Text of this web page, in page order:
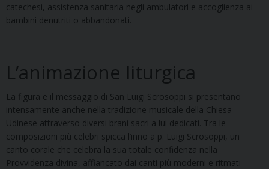
catechesi, assistenza sanitaria negli ambulatori e accoglienza ai
bambini denutriti o abbandonati.
L’animazione liturgica
La figura e il messaggio di San Luigi Scrosoppi si presentano
intensamente anche nella tradizione musicale della Chiesa
Udinese attraverso diversi brani sacri a lui dedicati. Tra le
composizioni più celebri spicca l’inno a p. Luigi Scrosoppi, un
canto corale che celebra la sua totale confidenza nella
Provvidenza divina, affiancato dai canti più moderni e ritmati